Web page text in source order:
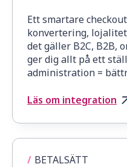
Ett smartare
konvertering,
det gäller B2C, B2B,
ger dig allt på ett
administration =
Läs om integration
/ BETALSÄTT